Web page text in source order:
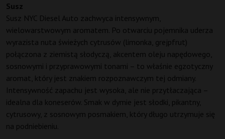
Susz
Susz NYC Diesel Auto zachwyca intensywnym,
wielowarstwowym aromatem. Po otwarciu pojemnika uderza
wyrazista nuta świeżych cytrusów (limonka, grejpfrut)
połączona z ziemistą słodyczą, akcentem oleju napędowego,
sosnowymi i przyprawowymi tonami – to właśnie egzotyczny
aromat, który jest znakiem rozpoznawczym tej odmiany.
Intensywność zapachu jest wysoka, ale nie przytłaczająca –
idealna dla koneserów. Smak w dymie jest słodki, pikantny,
cytrusowy, z sosnowym posmakiem, który długo utrzymuje się
na podniebieniu.